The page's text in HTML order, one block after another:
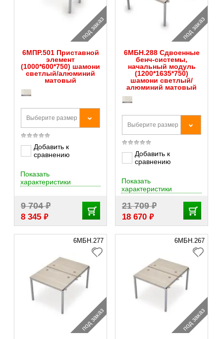
под заказ
6МПР.501 Приставной
элемент
(1000*600*750) шамони
светлый/алюминий
матовый
Выберите размер
Добавить к
сравнению
9 704₽
8 345 ₽
Показать
характеристики
под заказ
6МБН.288 Сдвоенные
бенч-системы,
начальный модуль
(1200*1635*750)
шамони светлый/
алюминий матовый
Выберите размер
Добавить к
сравнению
21 709₽
18 670 ₽
Показать
характеристики
6МБН.277
под заказ
6МБН.267
под заказ